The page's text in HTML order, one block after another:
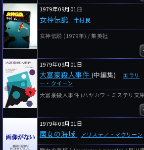
1979年09月01日
女神伝説 半村良
女神伝説 (1979年) / 集英社
1979年09月01日
大富豪殺人事件 (中編集)
エラリ
ー・クイーン
大富豪殺人事件 (ハヤカワ・ミステリ文
1979年09月01日
魔女の海域 アリステア・マクリーン